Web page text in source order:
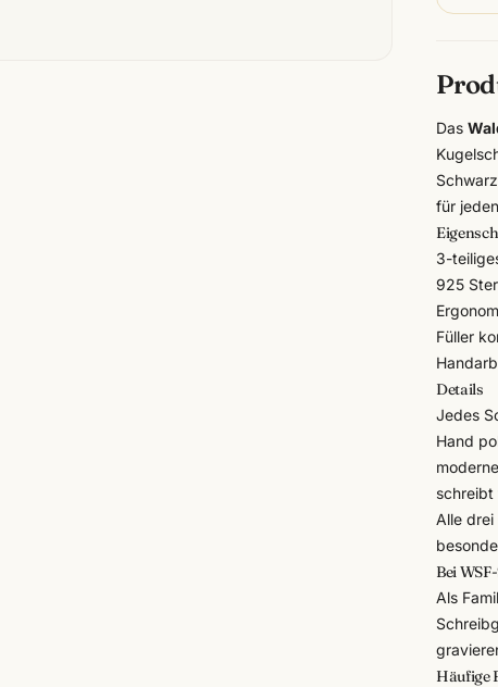
Das
für
3-
925
Füller
Details
Jedes
Hand
schreibt
Alle drei
Bei
Als
Häufige